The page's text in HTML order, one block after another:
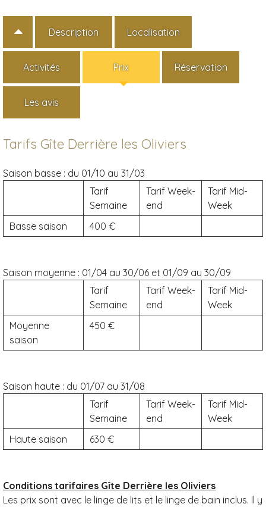
Description Localisation
Activités Prix Réservation
Les avis
Tarifs Gîte Derrière les Oliviers
Saison basse : du 01/10 au 31/03
Tarif
Semaine
Tarif Week-
end
Tarif Mid-
Week
Basse saison
400
Saison moyenne : 01/04 au 30/06 et 01/09 au 30/09
Tarif
Semaine
Tarif Week-
end
Tarif Mid-
Week
Moyenne
saison
450
Saison haute : du 01/07 au 31/08
Tarif
Semaine
Tarif Week-
end
Tarif Mid-
Week
Haute saison
630
Conditions tarifaires Gîte Derrière les Oliviers
Les prix sont avec le linge de lits et le linge de bain inclus. Il y